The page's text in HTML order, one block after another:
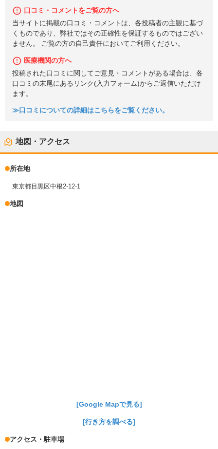
口コミ・コメントをご覧の方へ
当サイトに掲載の口コミ・コメントは、各投稿者の主観に基づ
くものであり、弊社ではその正確性を保証するものではござい
ません。 ご覧の方の自己責任においてご利用ください。
医療機関の方へ
投稿された口コミに関してご意見・コメントがある場合は、各
口コミの末尾にあるリンク(入力フォーム)からご返信いただけ
ます。
≫口コミについての詳細はこちらをご覧ください。
地図・アクセス
所在地
東京都目黒区中根2-12-1
地図
[Google Mapで見る]
[行き方を調べる]
アクセス・駐車場